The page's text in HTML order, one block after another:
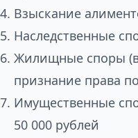
Взыскание
Наследственные
Жилищные споры
признание права
Имущественные
50 000 рублей